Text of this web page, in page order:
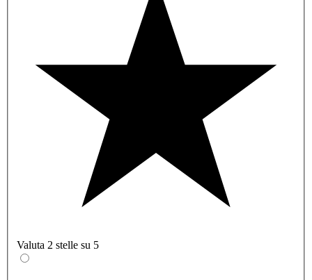
Valuta 2 stelle su 5